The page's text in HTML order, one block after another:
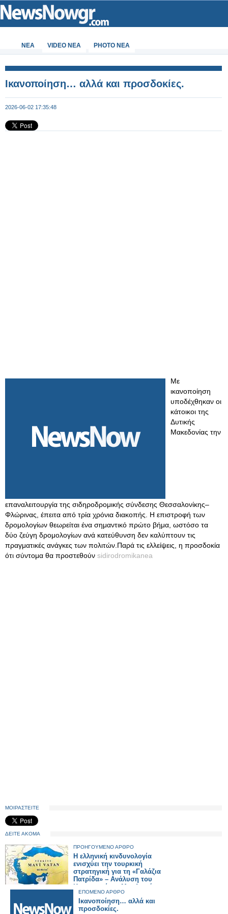
ΝΕΑ VIDEO NEA PHOTO NEA
Ικανοποίηση… αλλά και προσδοκίες.
2026-06-02 17:35:48
Με
ικανοποίηση
υποδέχθηκαν οι
κάτοικοι της
Δυτικής
Μακεδονίας την
επαναλειτουργία της σιδηροδρομικής σύνδεσης Θεσσαλονίκης–
Φλώρινας, έπειτα από τρία χρόνια διακοπής. Η επιστροφή των
δρομολογίων θεωρείται ένα σημαντικό πρώτο βήμα, ωστόσο τα
δύο ζεύγη δρομολογίων ανά κατεύθυνση δεν καλύπτουν τις
πραγματικές ανάγκες των πολιτών.Παρά τις ελλείψεις, η προσδοκία
ότι σύντομα θα προστεθούν sidirodromikanea
ΜΟΙΡΑΣΤΕΙΤΕ
ΔΕΙΤΕ ΑΚΟΜΑ
ΠΡΟΗΓΟΥΜΕΝΟ ΑΡΘΡΟ
Η ελληνική κινδυνολογία
ενισχύει την τουρκική
στρατηγική για τη «Γαλάζια
Πατρίδα» – Ανάλυση του
Κωνσταντίνου Μπαλωμένου
ΕΠΟΜΕΝΟ ΑΡΘΡΟ
Ικανοποίηση… αλλά και
προσδοκίες.